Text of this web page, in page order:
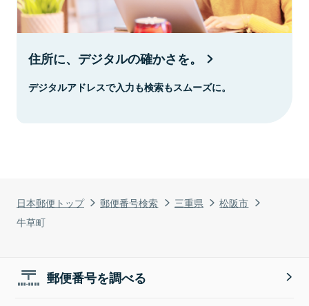
日本郵便トップ 郵便番号検索 三重県
松阪市
牛草町
住所に、デジタルの確かさを。
デジタルアドレスで入力も検索もスムーズに。
郵便番号を調べる